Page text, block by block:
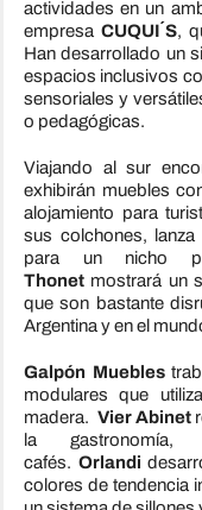
actividades en un
empresa CUQUI´S,
Han desarrollado un
espacios inclusivos
sensoriales y
o pedagógicas.
Viajando al sur
exhibirán muebles
alojamiento para
sus colchones,
para un nicho
Thonetmostrará un
que son bastante
Argentina y en el
Galpón Muebles
modulares que
madera. Vier Abinet
la
cafés. Orlandi
colores de tendencia